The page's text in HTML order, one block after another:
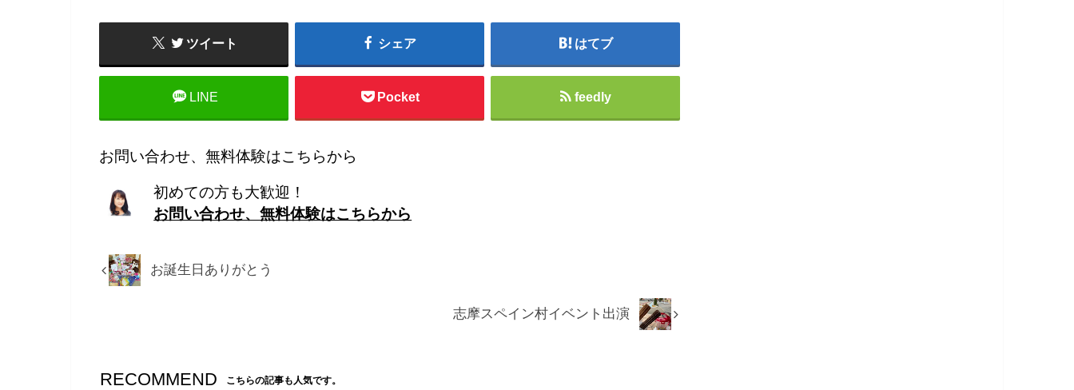
ツイート シェア はてブ
LINE Pocket feedly
お問い合わせ、無料体験はこちらから
初めての方も大歓迎！
お問い合わせ、無料体験はこちらから
お誕生日ありがとう
志摩スペイン村イベント出演
RECOMMEND こちらの記事も人気です。